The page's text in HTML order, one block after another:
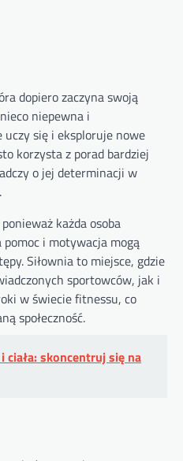
dopiero zaczyna swoją
niepewna i
się i eksploruje nowe
korzysta z porad bardziej
o jej determinacji w
każda osoba
pomoc i motywacja mogą
Siłownia to miejsce, gdzie
sportowców, jak i
w świecie fitnessu, co
społeczność.
ciała: skoncentruj się na